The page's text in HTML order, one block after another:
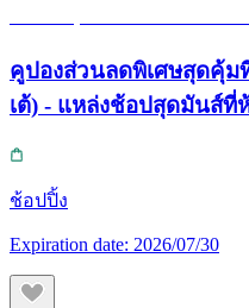
คูปองส่วนลดพิเศษสุดคุ้ม
เต้) - แหล่งช้อปสุดมันส์ที่
ช้อปปิ้ง
Expiration date: 2026/07/30